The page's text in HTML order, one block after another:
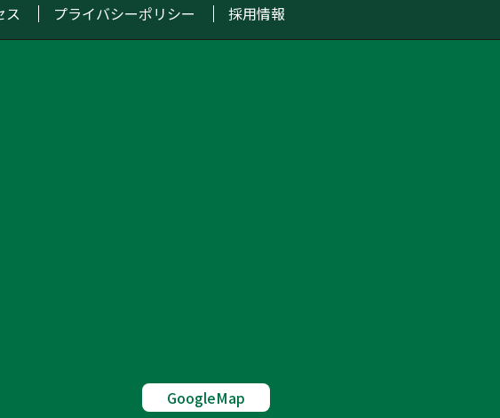
ス プライバシーポリシー 採用情報
GoogleMap